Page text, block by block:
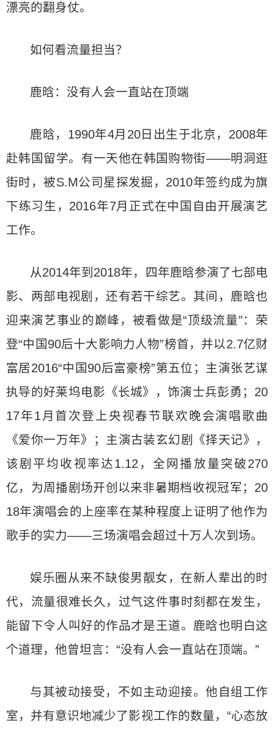
漂亮的翻身仗。
如何看流量担当？
鹿晗：没有人会一直站在顶端
鹿晗，1990年4月20日出生于北京，2008年
赴韩国留学。有一天他在韩国购物街——明洞逛
街时，被S.M公司星探发掘，2010年签约成为旗
下练习生，2016年7月正式在中国自由开展演艺
工作。
从2014年到2018年，四年鹿晗参演了七部电
影、两部电视剧，还有若干综艺。其间，鹿晗也
迎来演艺事业的巅峰，被看做是“顶级流量”：荣
登“中国90后十大影响力人物”榜首，并以2.7亿财
富居2016“中国90后富豪榜”第五位；主演张艺谋
执导的好莱坞电影《长城》，饰演士兵彭勇；20
17年1月首次登上央视春节联欢晚会演唱歌曲
《爱你一万年》；主演古装玄幻剧《择天记》，
该剧平均收视率达1.12，全网播放量突破270
亿，为周播剧场开创以来非暑期档收视冠军；20
18年演唱会的上座率在某种程度上证明了他作为
歌手的实力——三场演唱会超过十万人次到场。
娱乐圈从来不缺俊男靓女，在新人辈出的时
代，流量很难长久，过气这件事时刻都在发生，
能留下令人叫好的作品才是王道。鹿晗也明白这
个道理，他曾坦言：“没有人会一直站在顶端。”
与其被动接受，不如主动迎接。他自组工作
室，并有意识地减少了影视工作的数量，“心态放